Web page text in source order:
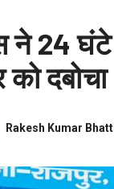
ने 24 घंटे
दबोचा
Rakesh Kumar Bhatt